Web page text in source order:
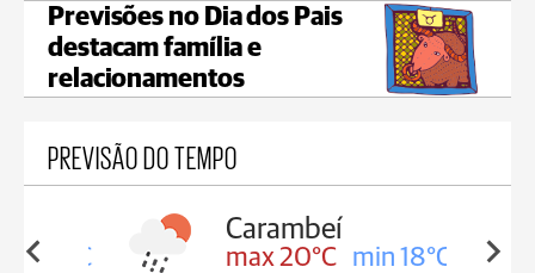
Previsões no Dia dos Pais
destacam família e
relacionamentos
PREVISÃO DO TEMPO
18°C
Carambeí
max 20°C min 18°C